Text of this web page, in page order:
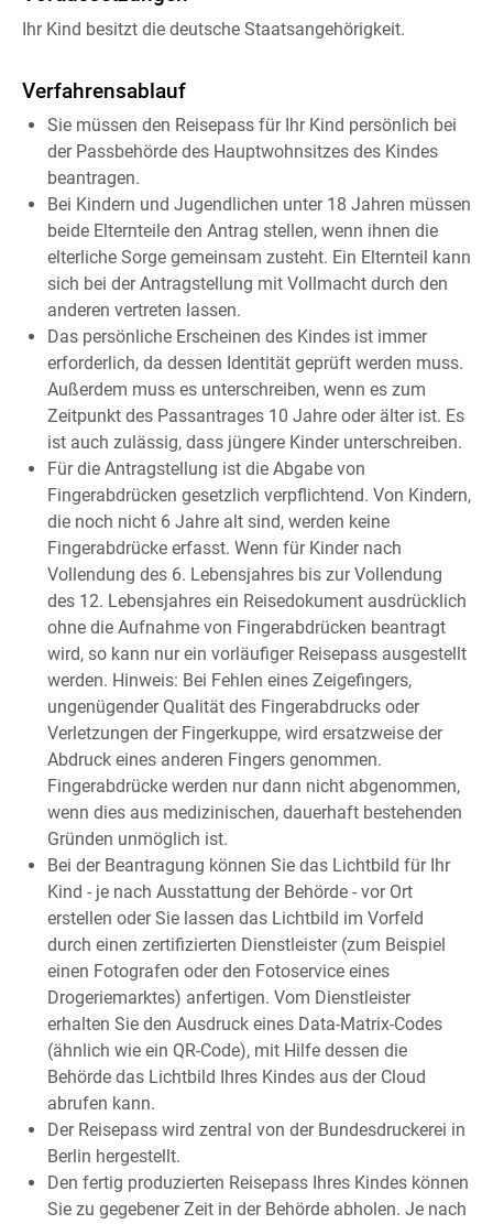
Ihr Kind besitzt die deutsche Staatsangehörigkeit.
Verfahrensablauf
Sie müssen den Reisepass für Ihr Kind persönlich bei
der Passbehörde des Hauptwohnsitzes des Kindes
beantragen.
Bei Kindern und Jugendlichen unter 18 Jahren müssen
beide Elternteile den Antrag stellen, wenn ihnen die
elterliche Sorge gemeinsam zusteht. Ein Elternteil kann
sich bei der Antragstellung mit Vollmacht durch den
anderen vertreten lassen.
Das persönliche Erscheinen des Kindes ist immer
erforderlich, da dessen Identität geprüft werden muss.
Außerdem muss es unterschreiben, wenn es zum
Zeitpunkt des Passantrages 10 Jahre oder älter ist. Es
ist auch zulässig, dass jüngere Kinder unterschreiben.
Für die Antragstellung ist die Abgabe von
Fingerabdrücken gesetzlich verpflichtend. Von Kindern,
die noch nicht 6 Jahre alt sind, werden keine
Fingerabdrücke erfasst. Wenn für Kinder nach
Vollendung des 6. Lebensjahres bis zur Vollendung
des 12. Lebensjahres ein Reisedokument ausdrücklich
ohne die Aufnahme von Fingerabdrücken beantragt
wird, so kann nur ein vorläufiger Reisepass ausgestellt
werden. Hinweis: Bei Fehlen eines Zeigefingers,
ungenügender Qualität des Fingerabdrucks oder
Verletzungen der Fingerkuppe, wird ersatzweise der
Abdruck eines anderen Fingers genommen.
Fingerabdrücke werden nur dann nicht abgenommen,
wenn dies aus medizinischen, dauerhaft bestehenden
Gründen unmöglich ist.
Bei der Beantragung können Sie das Lichtbild für Ihr
Kind - je nach Ausstattung der Behörde - vor Ort
erstellen oder Sie lassen das Lichtbild im Vorfeld
durch einen zertifizierten Dienstleister (zum Beispiel
einen Fotografen oder den Fotoservice eines
Drogeriemarktes) anfertigen. Vom Dienstleister
erhalten Sie den Ausdruck eines Data-Matrix-Codes
(ähnlich wie ein QR-Code), mit Hilfe dessen die
Behörde das Lichtbild Ihres Kindes aus der Cloud
abrufen kann.
Der Reisepass wird zentral von der Bundesdruckerei in
Berlin hergestellt.
Den fertig produzierten Reisepass Ihres Kindes können
Sie zu gegebener Zeit in der Behörde abholen. Je nach